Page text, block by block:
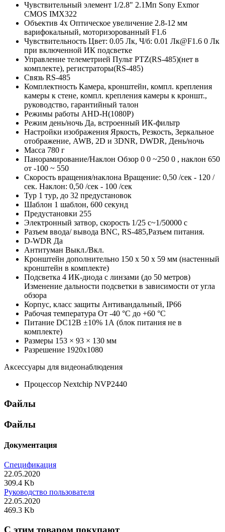
Чувствительный элемент 1/2.8" 2.1Мп Sony Exmor
CMOS IMX322
Объектив 4x Оптическое увеличение 2.8-12 мм
варифокальный, моторизорованный F1.6
Чувствительность Цвет: 0.05 Лк, Ч/б: 0.01 Лк@F1.6 0 Лк
при включенной ИК подсветке
Управление телеметрией Пульт PTZ(RS-485)(нет в
комплекте), регистраторы(RS-485)
Связь RS-485
Комплектность Камера, кронштейн, компл. крепления
камеры к стене, компл. крепления камеры к кроншт.,
руководство, гарантийный талон
Режимы работы AHD-H(1080Р)
Режим день/ночь Да, встроенный ИК-фильтр
Настройки изображения Яркость, Резкость, Зеркальное
отображение, AWB, 2D и 3DNR, DWDR, День/ночь
Масса 780 г
Панорамирование/Наклон Обзор 0 0 ~250 0 , наклон 650
от -100 ~ 550
Скорость вращения/наклона Вращение: 0,50 /сек - 120 /
сек. Наклон: 0,50 /сек - 100 /сек
Тур 1 тур, до 32 предустановок
Шаблон 1 шаблон, 600 секунд
Предустановки 255
Электронный затвор, скорость 1/25 с~1/50000 с
Разъем ввода/ вывода BNC, RS-485,Разъем питания.
D-WDR Да
Антитуман Выкл./Вкл.
Кронштейн дополнительно 150 х 50 х 59 мм (настенный
кронштейн в комплекте)
Подсветка 4 ИК-диода с линзами (до 50 метров)
Изменение дальности подсветки в зависимости от угла
обзора
Корпус, класс защиты Антивандальный, IP66
Рабочая температура От -40 °С до +60 °С
Питание DC12В ±10% 1А (блок питания не в
комплекте)
Размеры 153 × 93 × 130 мм
Разрешение 1920x1080
Аксессуары для видеонаблюдения
Процессор Nextchip NVP2440
Файлы
Файлы
Документация
Спецификация
22.05.2020
309.4 Kb
Руководство пользователя
22.05.2020
469.3 Kb
C этим товаром покупают